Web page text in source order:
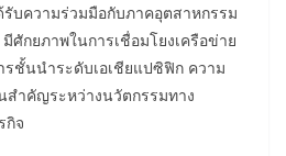
บความร่วมมือกับภาคอุตสาหกรรม
ศักยภาพในการเชื่อมโยงเครือข่าย
ชั้นนำระดับเอเชียแปซิฟิก ความ
สำคัญระหว่างนวัตกรรมทาง
กิจ